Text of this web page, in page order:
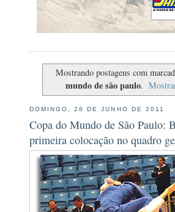
Mostrando postagens com
mundo de são paulo.
DOMINGO, 26 DE JUNHO DE 2011
Copa do Mundo de São Paulo:
primeira colocação no quadro